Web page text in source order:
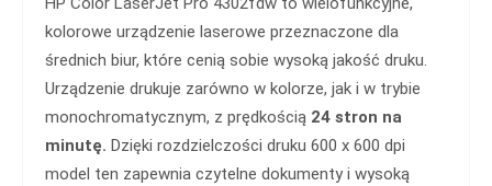
kolorowe urządzenie laserowe przeznaczone dla
średnich biur, które cenią sobie wysoką jakość druku.
Urządzenie drukuje zarówno w kolorze, jak i w trybie
monochromatycznym, z prędkością 24 stron na
minutę. Dzięki rozdzielczości druku 600 x 600 dpi
model ten zapewnia czytelne dokumenty i wysoką